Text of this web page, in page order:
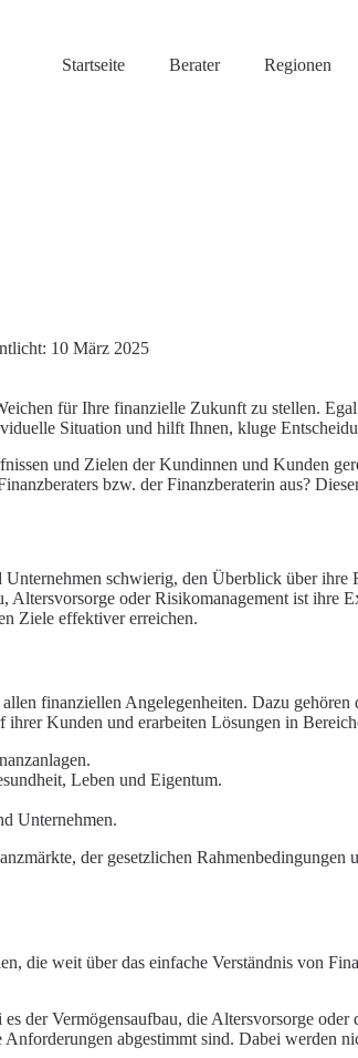
Startseite Berater Regionen
10 März 2025
für Ihre finanzielle Zukunft zu stellen.
Situation und hilft Ihnen, kluge
und Zielen der Kundinnen und Kunden
bzw. der Finanzberaterin aus?
schwierig, den Überblick über
, Altersvorsorge oderRisikomanagement ist ihre
Ziele effektiver erreichen.
finanziellen Angelegenheiten. Dazu
Kunden und erarbeiten Lösungen in
Leben und Eigentum.
Unternehmen.
der gesetzlichen
die weit über das einfache Verständnis von
der Vermögensaufbau, die Altersvorsorge
abgestimmt sind. Dabei werden